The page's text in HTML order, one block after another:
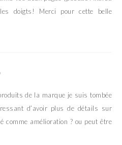
doigts! Merci pour cette belle
de la marque je suis tombée
d’avoir plus de détails sur
comme amélioration ? ou peut être